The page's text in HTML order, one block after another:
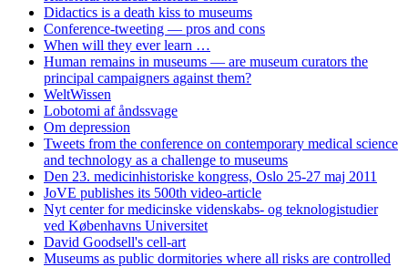
Didactics is a death kiss to museums
Conference-tweeting — pros and cons
When will they ever learn …
Human remains in museums — are museum curators the
principal campaigners against them?
WeltWissen
Lobotomi af åndssvage
Om depression
Tweets from the conference on contemporary medical science
and technology as a challenge to museums
Den 23. medicinhistoriske kongress, Oslo 25-27 maj 2011
JoVE publishes its 500th video-article
Nyt center for medicinske videnskabs- og teknologistudier
ved Københavns Universitet
David Goodsell's cell-art
Museums as public dormitories where all risks are controlled